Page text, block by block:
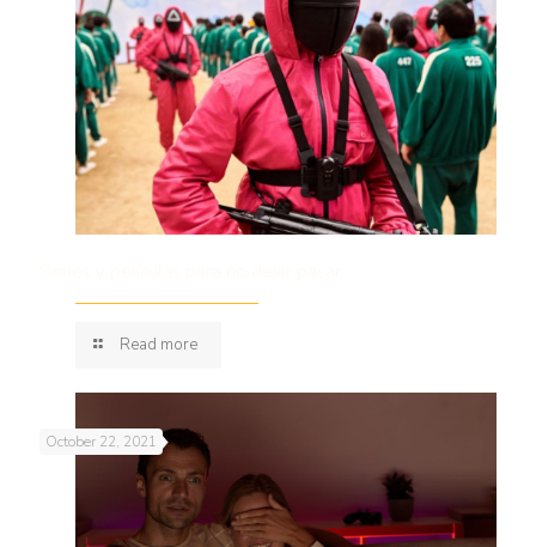
Read more
October 22, 2021